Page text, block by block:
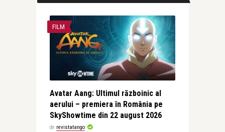
FILM
Avatar Aang: Ultimul războinic al
aerului – premiera în România pe
SkyShowtime din 22 august 2026
de revistatango